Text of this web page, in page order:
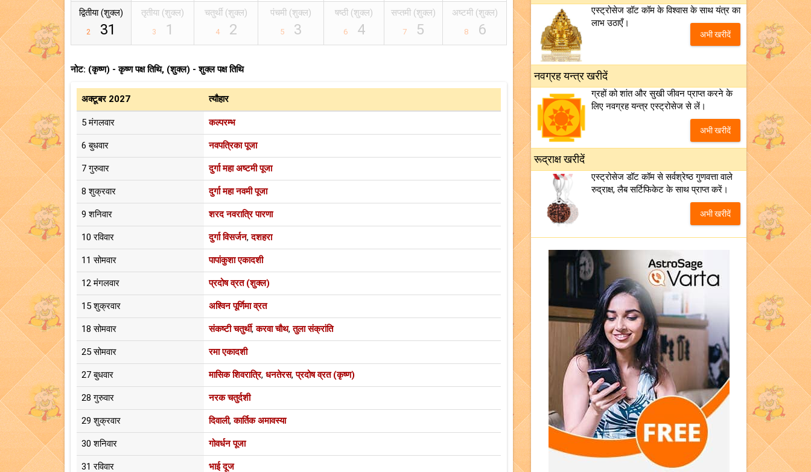
द्वितीया (शुक्ल)
2 31
तृतीया (शुक्ल)
3 1
चतुर्थी (शुक्ल)
4 2
पंचमी (शुक्ल)
5 3
षष्ठी (शुक्ल)
6 4
सप्तमी (शुक्ल)
7 5
अष्टमी (शुक्ल)
8 6
नोट: (कृष्ण) - कृष्ण पक्ष तिथि, (शुक्ल) - शुक्ल पक्ष तिथि
अक्टूबर 2027 त्यौहार
5 मंगलवार कल्परम्भ
6 बुधवार नवपत्रिका पूजा
7 गुरुवार दुर्गा महा अष्टमी पूजा
8 शुक्रवार दुर्गा महा नवमी पूजा
9 शनिवार शरद नवरात्रि पारणा
10 रविवार दुर्गा विसर्जन,दशहरा
11 सोमवार पापांकुशा एकादशी
12 मंगलवार प्रदोष व्रत (शुक्ल)
15 शुक्रवार अश्विन पूर्णिमा व्रत
18 सोमवार संकष्टी चतुर्थी,करवा चौथ,तुला संक्रांति
25 सोमवार रमा एकादशी
27 बुधवार मासिक शिवरात्रि, धनतेरस,प्रदोष व्रत (कृष्ण)
28 गुरुवार नरक चतुर्दशी
29 शुक्रवार दिवाली,कार्तिक अमावस्या
30 शनिवार गोवर्धन पूजा
31 रविवार भाई दूज
एस्ट्रोसेज डॉट कॉम के विश्वास के साथ यंत्र का
लाभ उठाएँ।
अभी खरीदें
नवग्रह यन्त्र खरीदें
ग्रहों को शांत और सुखी जीवन प्राप्त करने के
लिए नवग्रह यन्त्र एस्ट्रोसेज से लें।
अभी खरीदें
रूद्राक्ष खरीदें
एस्ट्रोसेज डॉट कॉम से सर्वश्रेष्ठ गुणवत्ता वाले
रुद्राक्ष, लैब सर्टिफिकेट के साथ प्राप्त करें।
अभी खरीदें